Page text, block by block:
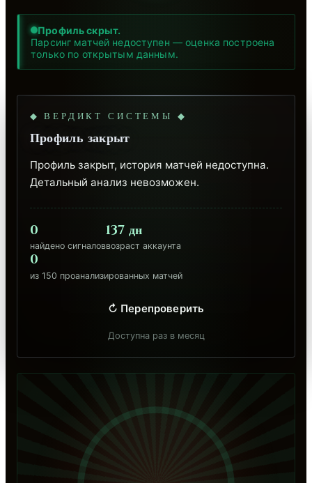
Профиль скрыт.
Парсинг матчей недоступен — оценка построена
только по открытым данным.
◆ ВЕРДИКТ СИСТЕМЫ ◆
Профиль закрыт
Профиль закрыт, история матчей недоступна.
Детальный анализ невозможен.
0
найдено сигналов
137 дн
возраст аккаунта
0
из 150 проанализированных матчей
↻ Перепроверить
Доступна раз в месяц